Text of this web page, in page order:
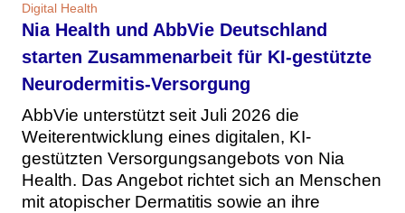
Digital Health
Nia Health und AbbVie Deutschland
starten Zusammenarbeit für KI-gestützte
Neurodermitis-Versorgung
AbbVie unterstützt seit Juli 2026 die
Weiterentwicklung eines digitalen, KI-
gestützten Versorgungsangebots von Nia
Health. Das Angebot richtet sich an Menschen
mit atopischer Dermatitis sowie an ihre